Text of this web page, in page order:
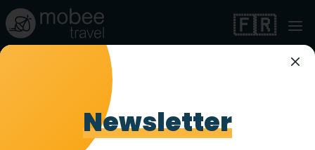
🇫🇷
Résidence Rêve d'île
Entièrement accessible4 abeilles
Newsletter